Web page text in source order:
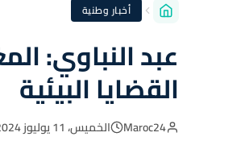
أخبار وطنية
عبد النباوي:
القضايا البيئية
Maroc24 الخميس، 11 يوليوز 2024 - 14:13